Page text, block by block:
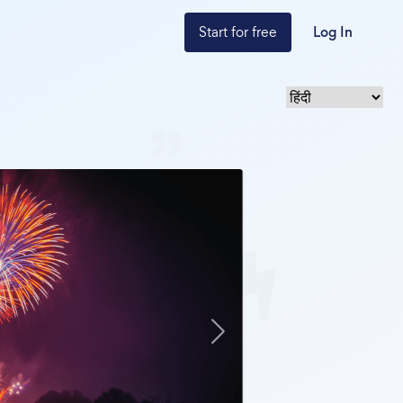
Start for free Log In